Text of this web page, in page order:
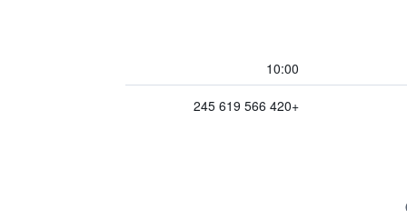
10:00
+420 566 619 245